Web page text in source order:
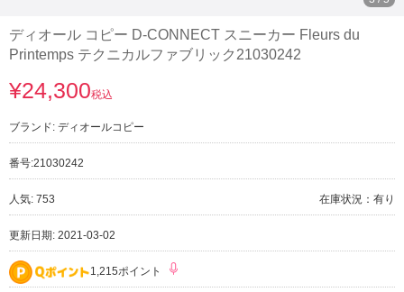
ディオール コピー D-CONNECT スニーカー Fleurs du
Printemps テクニカルファブリック21030242
¥24,300税込
ブランド: ディオールコピー
番号:21030242
人気: 753 在庫状況：有り
更新日期: 2021-03-02
1,215ポイント